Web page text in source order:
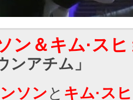
ン＆キム·ス
ンアチム」
ソンと キム·ス